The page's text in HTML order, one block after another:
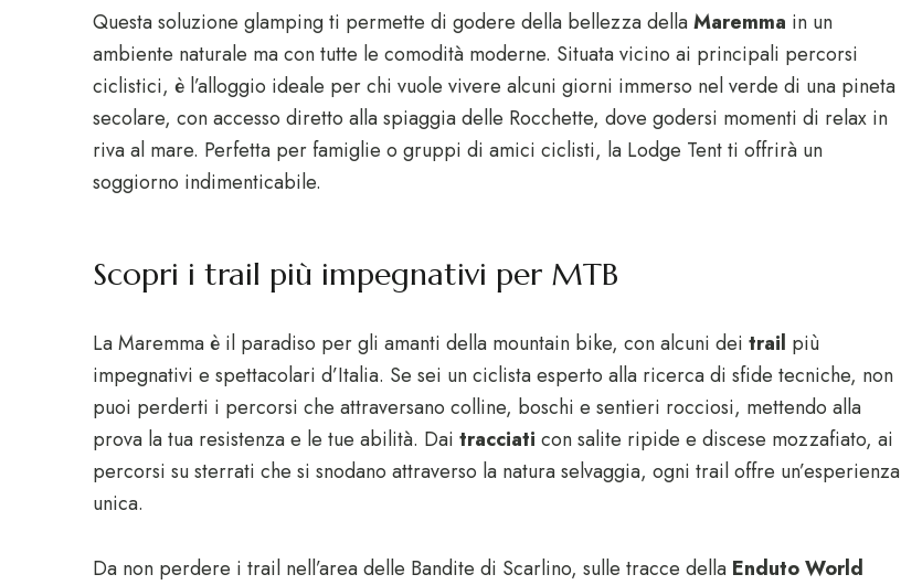
Questa soluzione glamping ti permette di godere della bellezza dellaMaremma in un
ambiente naturale ma con tutte le comodità moderne. Situata vicino ai principali percorsi
ciclistici, è l’alloggio ideale per chi vuole vivere alcuni giorni immerso nel verde di una pineta
secolare, con accesso diretto alla spiaggia delle Rocchette, dove godersi momenti di relax in
riva al mare. Perfetta per famiglie o gruppi di amici ciclisti, la Lodge Tent ti offrirà un
soggiorno indimenticabile.
Scopri i trail più impegnativi per MTB
La Maremma è il paradiso per gli amanti della mountain bike, con alcuni dei trail più
impegnativi e spettacolari d’Italia. Se sei un ciclista esperto alla ricerca di sfide tecniche, non
puoi perderti i percorsi che attraversano colline, boschi e sentieri rocciosi, mettendo alla
prova la tua resistenza e le tue abilità. Dai tracciati con salite ripide e discese mozzafiato, ai
percorsi su sterrati che si snodano attraverso la natura selvaggia, ogni trail offre un’esperienza
unica.
Da non perdere i trail nell’area delle Bandite di Scarlino, sulle tracce della Enduto World